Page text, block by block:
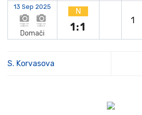
13 Sep 2025
Domači
N
1:1
1
S. Korvasova